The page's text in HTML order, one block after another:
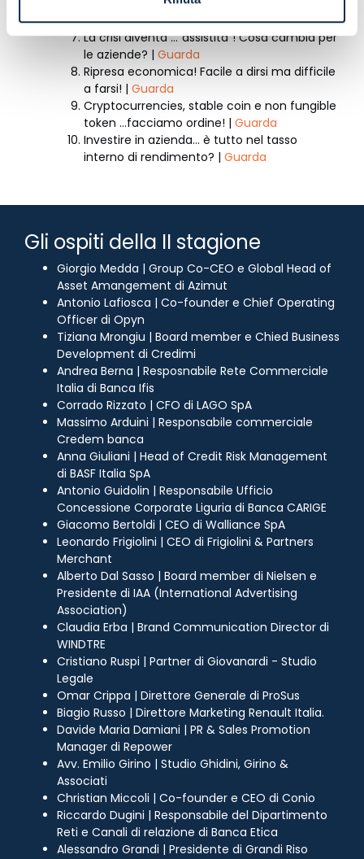
Il valore che non si tocca: il marchio e gli
intangible asset. |Guarda
La crisi diventa …”assistita”! Cosa cambia per
le aziende? | Guarda
Ripresa economica! Facile a dirsi ma difficile
a farsi! | Guarda
Cryptocurrencies, stable coin e non fungible
token …facciamo ordine! | Guarda
Investire in azienda… è tutto nel tasso
interno di rendimento? | Guarda
Gli ospiti della II stagione
Giorgio Medda | Group Co-CEO e Global Head of
Asset Amangement di Azimut
Antonio Lafiosca | Co-founder e Chief Operating
Officer di Opyn
Tiziana Mrongiu | Board member e Chied Business
Development di Credimi
Andrea Berna | Resposnabile Rete Commerciale
Italia di Banca Ifis
Corrado Rizzato | CFO di LAGO SpA
Massimo Arduini | Responsabile commerciale
Credem banca
Anna Giuliani | Head of Credit Risk Management
di BASF Italia SpA
Antonio Guidolin | Responsabile Ufficio
Concessione Corporate Liguria di Banca CARIGE
Giacomo Bertoldi | CEO di Walliance SpA
Leonardo Frigiolini | CEO di Frigiolini & Partners
Merchant
Alberto Dal Sasso | Board member di Nielsen e
Presidente di IAA (International Advertising
Association)
Claudia Erba | Brand Communication Director di
WINDTRE
Cristiano Ruspi | Partner di Giovanardi - Studio
Legale
Omar Crippa | Direttore Generale di ProSus
Biagio Russo | Direttore Marketing Renault Italia.
Davide Maria Damiani | PR & Sales Promotion
Manager di Repower
Avv. Emilio Girino | Studio Ghidini, Girino &
Associati
Christian Miccoli | Co-founder e CEO di Conio
Riccardo Dugini | Responsabile del Dipartimento
Reti e Canali di relazione di Banca Etica
Alessandro Grandi | Presidente di Grandi Riso